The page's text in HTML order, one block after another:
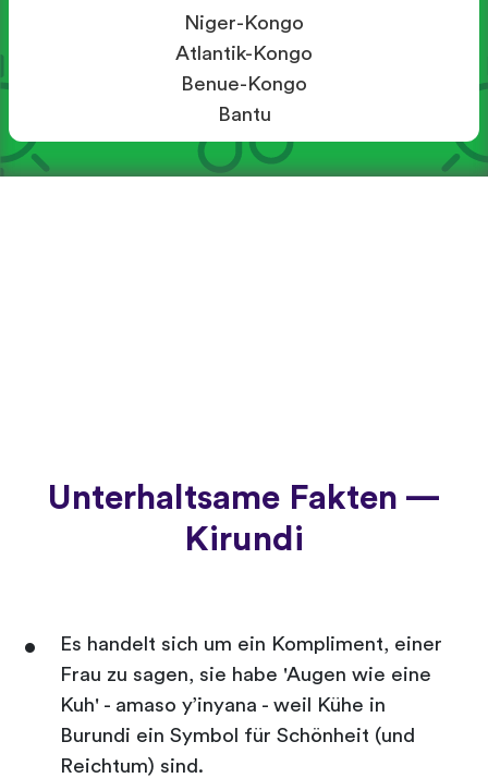
Niger-Kongo
Atlantik-Kongo
Benue-Kongo
Bantu
Unterhaltsame Fakten —
Kirundi
Es handelt sich um ein Kompliment, einer
Frau zu sagen, sie habe 'Augen wie eine
Kuh' - amaso y’inyana - weil Kühe in
Burundi ein Symbol für Schönheit (und
Reichtum) sind.